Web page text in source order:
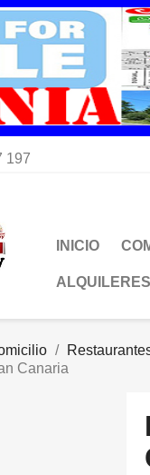
197
INICIO
ALQUILERES
Canaria